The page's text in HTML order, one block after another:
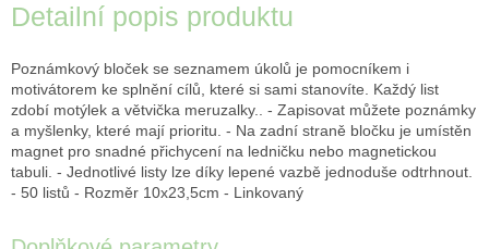
Detailní popis produktu
Poznámkový bloček se seznamem úkolů je pomocníkem i
motivátorem ke splnění cílů, které si sami stanovíte. Každý list
zdobí motýlek a větvička meruzalky.. - Zapisovat můžete poznámky
a myšlenky, které mají prioritu. - Na zadní straně bločku je umístěn
magnet pro snadné přichycení na ledničku nebo magnetickou
tabuli. - Jednotlivé listy lze díky lepené vazbě jednoduše odtrhnout.
- 50 listů - Rozměr 10x23,5cm - Linkovaný